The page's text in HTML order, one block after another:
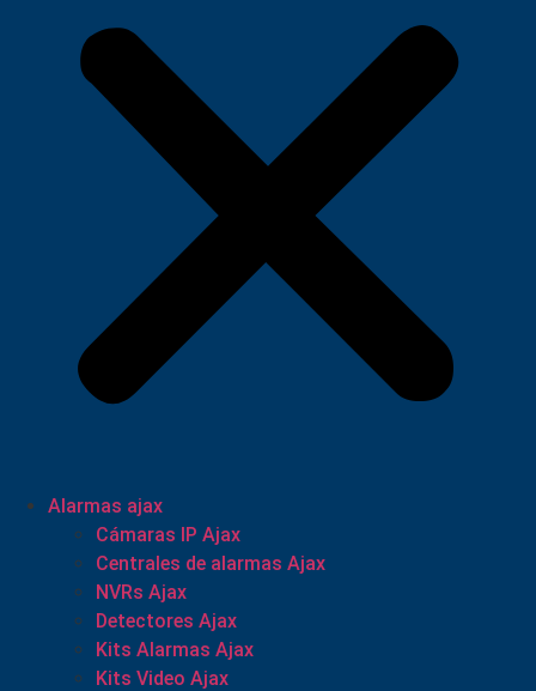
Alarmas ajax
Cámaras IP Ajax
Centrales de alarmas Ajax
NVRs Ajax
Detectores Ajax
Kits Alarmas Ajax
Kits Video Ajax